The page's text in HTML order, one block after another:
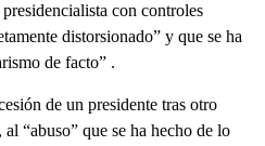
con controles
distorsionado” y que se ha
de facto” .
de un presidente tras otro
“abuso” que se ha hecho de lo